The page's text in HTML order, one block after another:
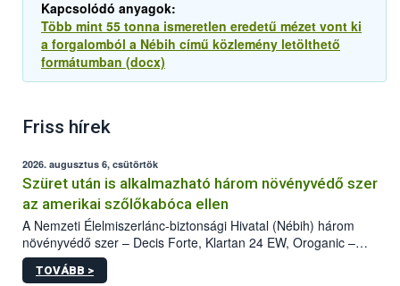
Kapcsolódó anyagok:
Több mint 55 tonna ismeretlen eredetű mézet vont ki
a forgalomból a Nébih című közlemény letölthető
formátumban (docx)
Friss hírek
2026. augusztus 6, csütörtök
Szüret után is alkalmazható három növényvédő szer
az amerikai szőlőkabóca ellen
A Nemzeti Élelmiszerlánc-biztonsági Hivatal (Nébih) három
növényvédő szer – Decis Forte, Klartan 24 EW, Oroganic –
engedélyokiratát módosította, így azok a szüretet követően,
egészen a vesszőérettség (BBCH 91) stádiumáig
TOVÁBB >